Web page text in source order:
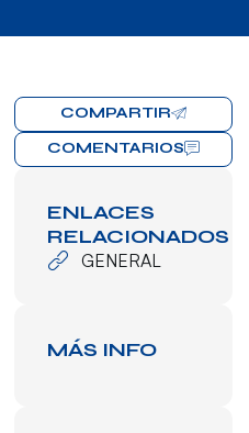
COMPARTIR
COMENTARIOS
ENLACES
RELACIONADOS
GENERAL
MÁS INFO